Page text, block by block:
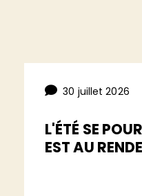
30 juillet 2026
L'ÉTÉ SE
EST AU